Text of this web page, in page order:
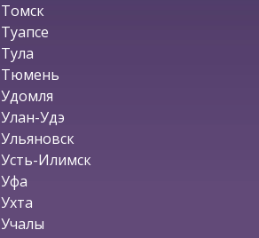
Томск
Туапсе
Тула
Тюмень
Удомля
Улан-Удэ
Ульяновск
Усть-Илимск
Уфа
Ухта
Учалы